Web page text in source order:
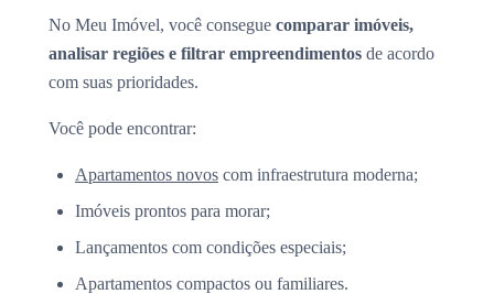
No Meu Imóvel, você consegue comparar imóveis,
analisar regiões e filtrar empreendimentos de acordo
com suas prioridades.
Você pode encontrar:
Apartamentos novos com infraestrutura moderna;
Imóveis prontos para morar;
Lançamentos com condições especiais;
Apartamentos compactos ou familiares.